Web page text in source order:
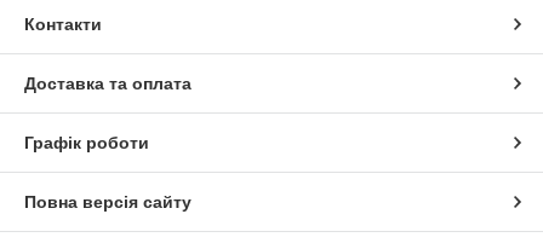
Контакти
Доставка та оплата
Графік роботи
Повна версія сайту